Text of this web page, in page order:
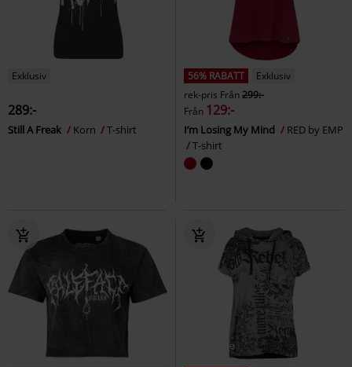
Exklusiv
289:-
Still A Freak Korn T-shirt
56% RABATT
Exklusiv
rek-pris Från299:-
Från 129:-
I’m Losing My Mind
RED by EMP
T-shirt